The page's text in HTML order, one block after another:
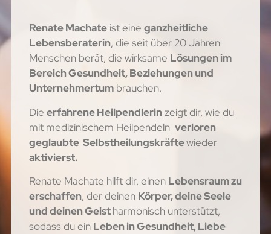
Renate Machateist eine ganzheitliche
Lebensberaterin, die seit über 20 Jahren
Menschen berät, die wirksame Lösungen im
Bereich Gesundheit, Beziehungen und
Unternehmertumbrauchen.
Die erfahrene Heilpendlerinzeigt dir, wie du
mit medizinischem Heilpendeln verloren
geglaubte Selbstheilungskräftewieder
aktivierst.
Renate Machate hilft dir, einen Lebensraum zu
erschaffen, der deinen Körper, deine Seele
und deinen Geistharmonisch unterstützt,
sodass du ein Leben in Gesundheit, Liebe